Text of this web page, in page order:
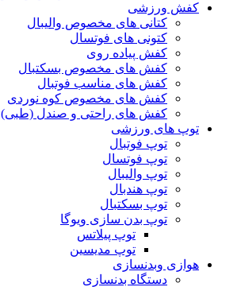
کفش ورزشی
کتانی های مخصوص والیبال
کتونی های فوتسال
کفش پیاده روی
کفش های مخصوص بسکتبال
کفش های مناسب فوتبال
کفش های مخصوص کوه نوردی
کفش های راحتی و صندل (طبی)
توپ های ورزشی
توپ فوتبال
توپ فوتسال
توپ والیبال
توپ هندبال
توپ بسکتبال
توپ بدن سازی ویوگا
توپ پیلاتس
توپ مدیسین
هوازی وبدنسازی
دستگاه بدنسازی